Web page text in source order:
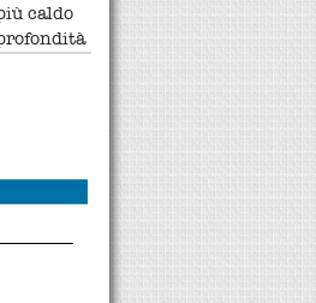
caldo